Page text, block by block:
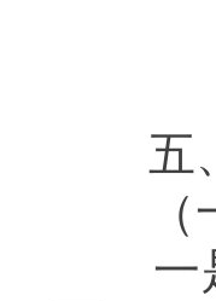
五、
（一
一是